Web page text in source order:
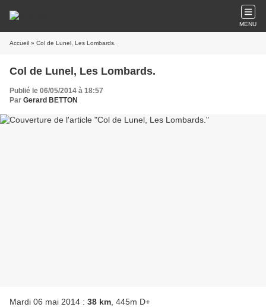
MENU
Accueil » Col de Lunel, Les Lombards.
Col de Lunel, Les Lombards.
Publié le 06/05/2014 à 18:57
Par Gerard BETTON
Mardi 06 mai 2014 : 38 km , 445m D+